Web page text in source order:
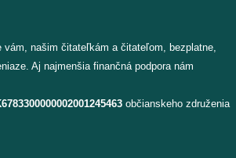
našim čitateľkám a čitateľom, bezplatne,
Aj najmenšia finančná podpora nám
občianskeho združenia